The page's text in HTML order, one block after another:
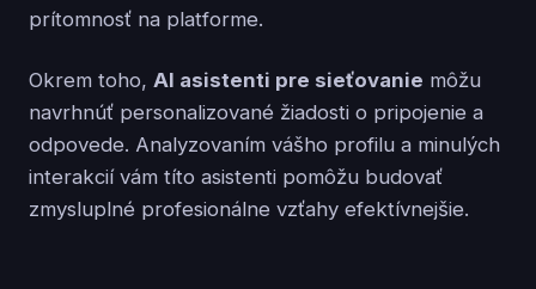
prítomnosť na platforme.
Okrem toho, AI asistenti pre sieťovanie môžu
navrhnúť personalizované žiadosti o pripojenie a
odpovede. Analyzovaním vášho profilu a minulých
interakcií vám títo asistenti pomôžu budovať
zmysluplné profesionálne vzťahy efektívnejšie.